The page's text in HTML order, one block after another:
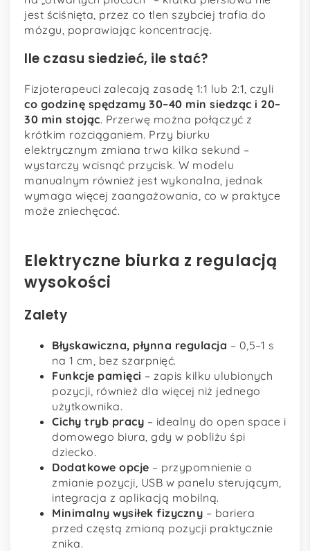
jest ściśnięta, przez co tlen szybciej trafia do
mózgu, poprawiając koncentrację.
Ile czasu siedzieć, ile stać?
Fizjoterapeuci zalecają zasadę 1:1 lub 2:1, czyli
co godzinę spędzamy 30–40 min siedząc i 20–
30 min stojąc. Przerwę można połączyć z
krótkim rozciąganiem. Przy biurku
elektrycznym zmiana trwa kilka sekund –
wystarczy wcisnąć przycisk. W modelu
manualnym również jest wykonalna, jednak
wymaga więcej zaangażowania, co w praktyce
może zniechęcać.
Elektryczne biurka z regulacją
wysokości
Zalety
Błyskawiczna, płynna regulacja – 0,5–1 s
na 1 cm, bez szarpnięć.
Funkcje pamięci – zapis kilku ulubionych
pozycji, również dla więcej niż jednego
użytkownika.
Cichy tryb pracy – idealny do open space i
domowego biura, gdy w pobliżu śpi
dziecko.
Dodatkowe opcje – przypomnienie o
zmianie pozycji, USB w panelu sterującym,
integracja z aplikacją mobilną.
Minimalny wysiłek fizyczny – bariera
przed częstą zmianą pozycji praktycznie
znika.